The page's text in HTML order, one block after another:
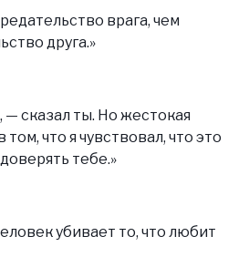
врага, чем
друга.»
— сказал ты. Но жестокая
что я чувствовал, что это
тебе.»
убивает то, что любит